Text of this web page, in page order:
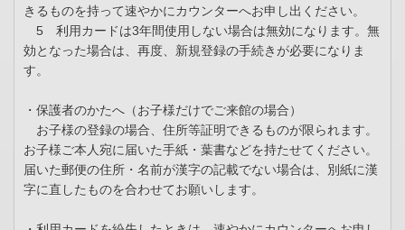
きるものを持って速やかにカウンターへお申し出ください。
5 利用カードは3年間使用しない場合は無効になります。無
効となった場合は、再度、新規登録の手続きが必要になりま
す。
・保護者のかたへ（お子様だけでご来館の場合）
お子様の登録の場合、住所等証明できるものが限られます。
お子様ご本人宛に届いた手紙・葉書などを持たせてください。
届いた郵便の住所・名前が漢字の記載でない場合は、別紙に漢
字に直したものを合わせてお願いします。